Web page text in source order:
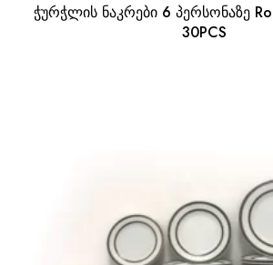
ჭურჭლის ნაკრები 6 პერსონაზე
30PCS